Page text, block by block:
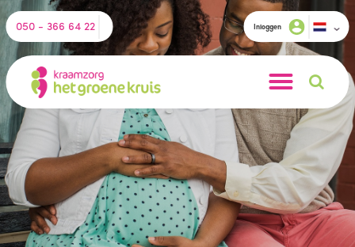
050 - 366 64 22 Inloggen